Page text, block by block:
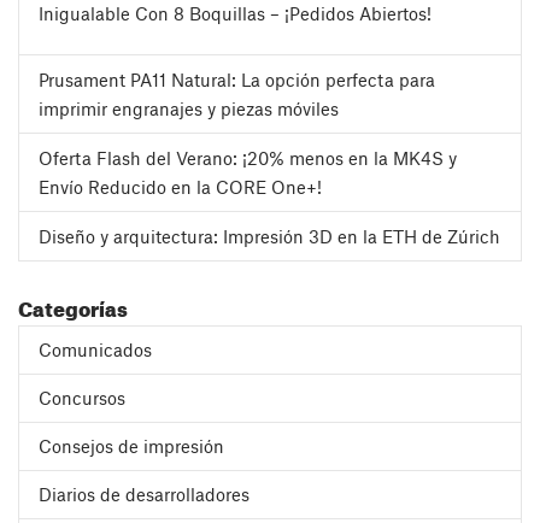
Inigualable Con 8 Boquillas – ¡Pedidos Abiertos!
Prusament PA11 Natural: La opción perfecta para
imprimir engranajes y piezas móviles
Oferta Flash del Verano: ¡20% menos en la MK4S y
Envío Reducido en la CORE One+!
Diseño y arquitectura: Impresión 3D en la ETH de Zúrich
Categorías
Comunicados
Concursos
Consejos de impresión
Diarios de desarrolladores